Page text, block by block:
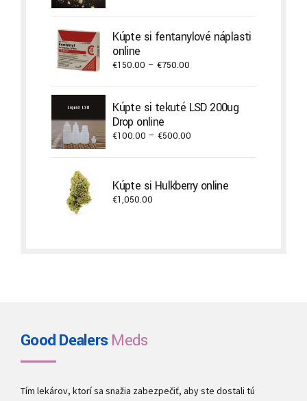
through
€4,300.00
Kúpte si fentanylové náplasti
online
€150.00 – €750.00
through
Kúpte si tekuté LSD 200ug
Drop online
€100.00 – €500.00
through
€500.00
Kúpte si Hulkberry online
€1,050.00
Good DealersMeds
Tím lekárov, ktorí sa snažia zabezpečiť, aby ste dostali tú